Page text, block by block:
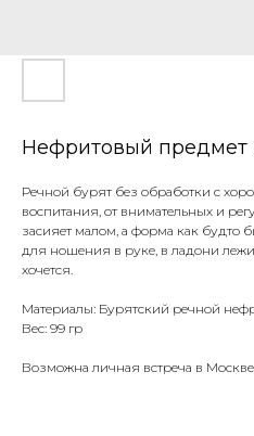
Нефритовый предмет
Речной бурят без обработки с
воспитания, от внимательных и
засияет малом, а форма как будто
для ношения в руке, в ладони
хочется.
Материалы: Бурятский речной
Вес: 99 гр
Возможна личная встреча в